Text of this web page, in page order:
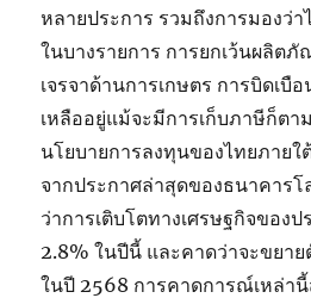
หลายประการ รวมถึงการมอง
ในบางรายการ การยกเว้นผลิต
เจรจาด้านการเกษตร การบิดเบื
เหลืออยู่แม้จะมีการเก็บภาษีก็ตา
นโยบายการลงทุนของไทยภายใ
จากประกาศล่าสุดของธนาคาร
ว่าการเติบโตทางเศรษฐกิจของป
2.8% ในปีนี้ และคาดว่าจะขยา
ในปี 2568 การคาดการณ์เหล่า